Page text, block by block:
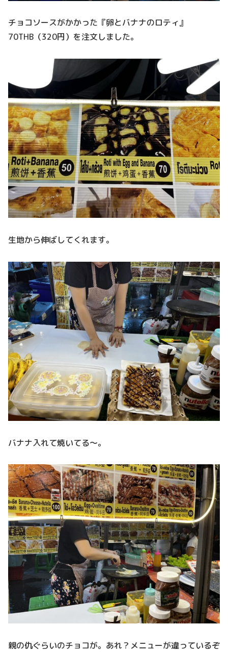
チョコソースがかかった『卵とバナナのロティ』
70THB（320円）を注文しました。
生地から伸ばしてくれます。
バナナ入れて焼いてる～。
親の仇ぐらいのチョコが。あれ？メニューが違っているぞ